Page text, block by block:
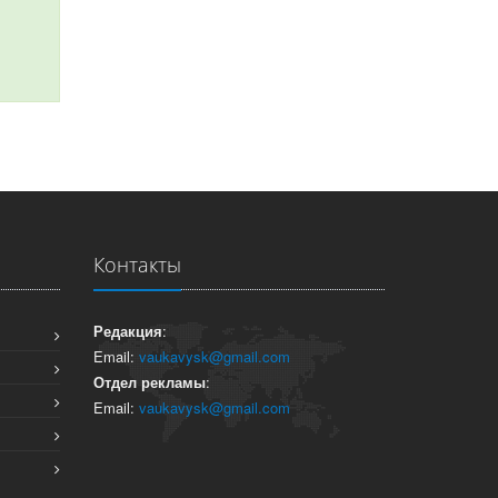
Контакты
Редакция:
Email: vaukavysk@gmail.com
Отдел рекламы:
Email: vaukavysk@gmail.com